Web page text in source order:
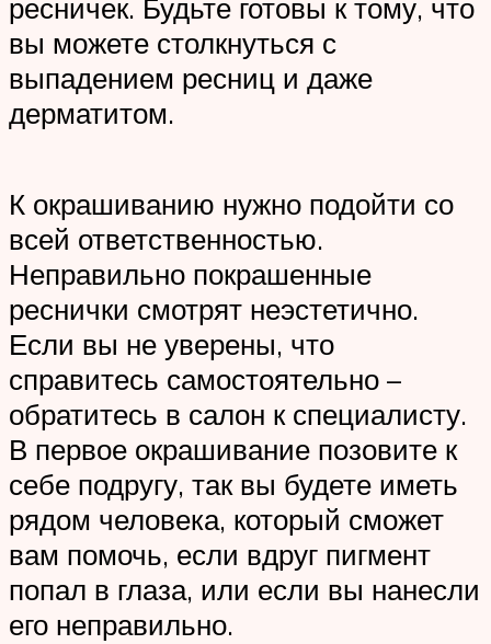
ресничек. Будьте готовы к тому, что
вы можете столкнуться с
выпадением ресниц и даже
дерматитом.
К окрашиванию нужно подойти со
всей ответственностью.
Неправильно покрашенные
реснички смотрят неэстетично.
Если вы не уверены, что
справитесь самостоятельно –
обратитесь в салон к специалисту.
В первое окрашивание позовите к
себе подругу, так вы будете иметь
рядом человека, который сможет
вам помочь, если вдруг пигмент
попал в глаза, или если вы нанесли
его неправильно.